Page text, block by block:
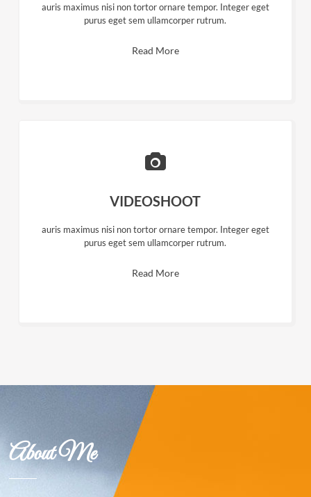
auris maximus nisi non tortor ornare tempor. Integer eget
purus eget sem ullamcorper rutrum.
Read More
VIDEOSHOOT
auris maximus nisi non tortor ornare tempor. Integer eget
purus eget sem ullamcorper rutrum.
Read More
About Me